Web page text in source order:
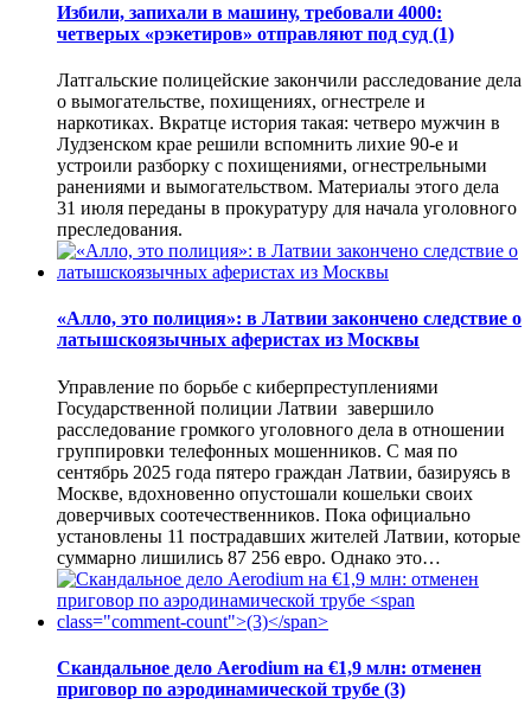
Избили, запихали в машину, требовали 4000:
четверых «рэкетиров» отправляют под суд (1)
Латгальские полицейские закончили расследование дела
о вымогательстве, похищениях, огнестреле и
наркотиках. Вкратце история такая: четверо мужчин в
Лудзенском крае решили вспомнить лихие 90-е и
устроили разборку с похищениями, огнестрельными
ранениями и вымогательством. Материалы этого дела
31 июля переданы в прокуратуру для начала уголовного
преследования.
«Алло, это полиция»: в Латвии закончено следствие о
латышскоязычных аферистах из Москвы
Управление по борьбе с киберпреступлениями
Государственной полиции Латвии завершило
расследование громкого уголовного дела в отношении
группировки телефонных мошенников. С мая по
сентябрь 2025 года пятеро граждан Латвии, базируясь в
Москве, вдохновенно опустошали кошельки своих
доверчивых соотечественников. Пока официально
установлены 11 пострадавших жителей Латвии, которые
суммарно лишились 87 256 евро. Однако это…
Скандальное дело Aerodium на €1,9 млн: отменен
приговор по аэродинамической трубе (3)